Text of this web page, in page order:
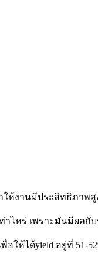
ห้งานมีประสิทธิภาพสู
าไหร่ เพราะมันมีผลกั
ให้ได้yield อยู่ที่ 51-